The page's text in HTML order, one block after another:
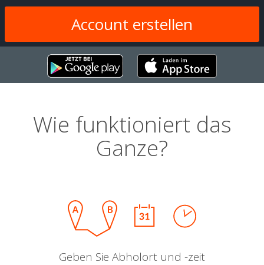
Wie funktioniert das
Ganze?
Geben Sie Abholort und -zeit